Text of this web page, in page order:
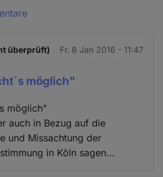
überprüft) Fr. 8 Jan 2016 - 11:47
möglich"
möglich"
auch in Bezug auf die
und Missachtung der
in Köln sagen...